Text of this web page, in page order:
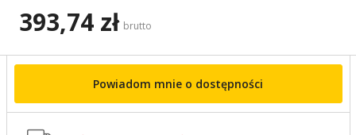
393,74 zł brutto
Powiadom mnie o dostępności